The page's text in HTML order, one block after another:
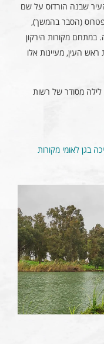
שבנה הורדוס על שם
(הסבר בהמשך),
מקורות הירקון
ראש העין, מעיינות אלו
לילה מסודר של רשות
בגן לאומי מקורות